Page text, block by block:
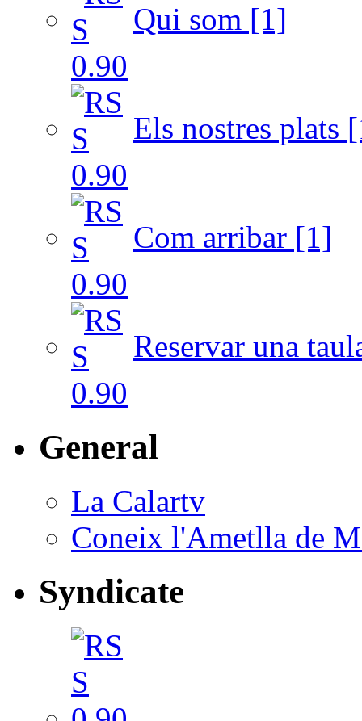
Qui som [1]
Els nostres plats
Com arribar [1]
Reservar una
General
La Calartv
Coneix l'Ametlla de
Syndicate